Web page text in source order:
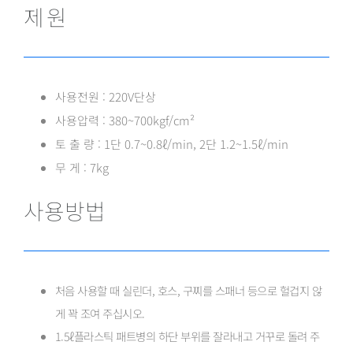
제원
사용전원 : 220V단상
사용압력 : 380~700kgf/cm²
토 출 량 : 1단 0.7~0.8ℓ/min, 2단 1.2~1.5ℓ/min
무 게 : 7kg
사용방법
처음 사용할 때 실린더, 호스, 구찌를 스패너 등으로 헐겁지 않
게 꽉 조여 주십시오.
1.5ℓ플라스틱 패트병의 하단 부위를 잘라내고 거꾸로 돌려 주